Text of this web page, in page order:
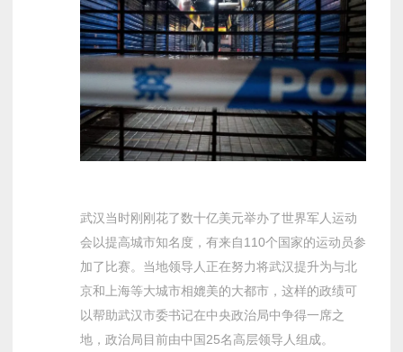
武汉当时刚刚花了数十亿美元举办了世界军人运动
会以提高城市知名度，有来自110个国家的运动员参
加了比赛。当地领导人正在努力将武汉提升为与北
京和上海等大城市相媲美的大都市，这样的政绩可
以帮助武汉市委书记在中央政治局中争得一席之
地，政治局目前由中国25名高层领导人组成。